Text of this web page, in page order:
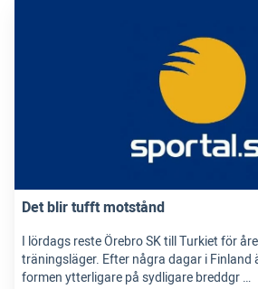
Det blir tufft motstånd
I lördags reste Örebro SK till Turkiet för
träningsläger. Efter några dagar i Finland
formen ytterligare på sydligare breddgr …